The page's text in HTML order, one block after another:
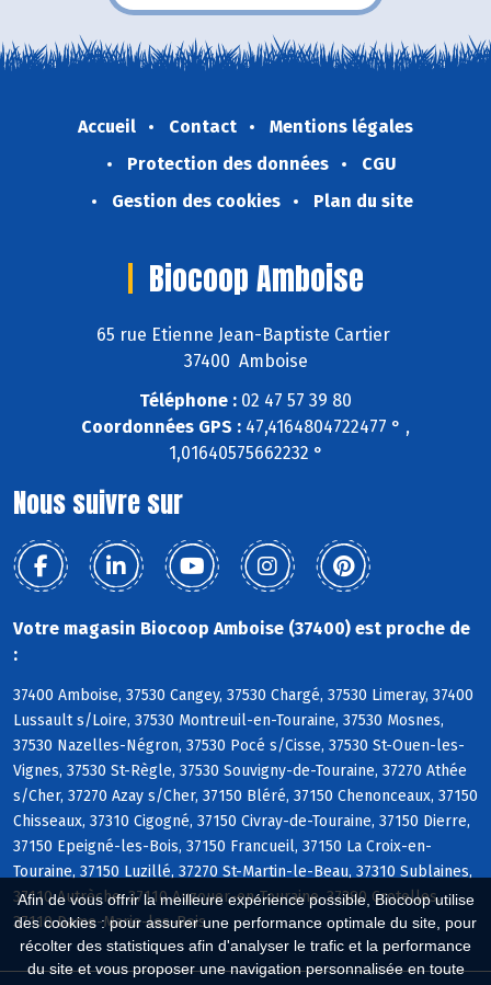
Afin de vous offrir la meilleure expérience possible, Biocoop utilise
des cookies : pour assurer une performance optimale du site, pour
récolter des statistiques afin d'analyser le trafic et la performance
du site et vous proposer une navigation personnalisée en toute
Accueil Contact
Mentions légales
Protection des données
CGU
Gestion des cookies
Plan du site
Biocoop Amboise
65 rue Etienne Jean-Baptiste Cartier
37400 Amboise
Téléphone : 02 47 57 39 80
Coordonnées GPS : 47,4164804722477 ° ,
1,01640575662232 °
Nous suivre sur
Votre magasin Biocoop Amboise (37400) est proche de
:
37400 Amboise, 37530 Cangey, 37530 Chargé, 37530 Limeray, 37400
Lussault s/Loire, 37530 Montreuil-en-Touraine, 37530 Mosnes,
37530 Nazelles-Négron, 37530 Pocé s/Cisse, 37530 St-Ouen-les-
Vignes, 37530 St-Règle, 37530 Souvigny-de-Touraine, 37270 Athée
s/Cher, 37270 Azay s/Cher, 37150 Bléré, 37150 Chenonceaux, 37150
Chisseaux, 37310 Cigogné, 37150 Civray-de-Touraine, 37150 Dierre,
37150 Epeigné-les-Bois, 37150 Francueil, 37150 La Croix-en-
Touraine, 37150 Luzillé, 37270 St-Martin-le-Beau, 37310 Sublaines,
37110 Autrèche, 37110 Auzouer-en-Touraine, 37380 Crotelles,
37110 Dame-Marie-les-Bois